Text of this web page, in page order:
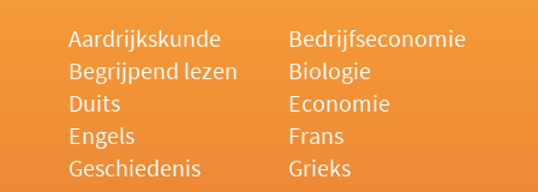
Aardrijkskunde
Bedrijfseconomie
Begrijpend lezen
Biologie
Duits
Economie
Engels
Frans
Geschiedenis
Grieks